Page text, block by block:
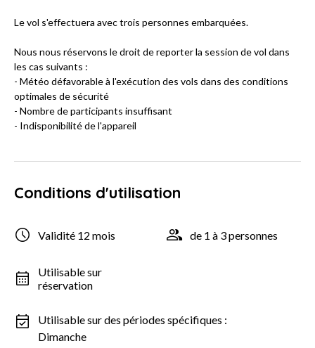
Le vol s'effectuera avec trois personnes embarquées.
Nous nous réservons le droit de reporter la session de vol dans
les cas suivants :
- Météo défavorable à l'exécution des vols dans des conditions
optimales de sécurité
- Nombre de participants insuffisant
- Indisponibilité de l'appareil
Conditions d'utilisation
Validité 12 mois de 1 à 3 personnes
Utilisable sur
réservation
Utilisable sur des périodes spécifiques :
Dimanche